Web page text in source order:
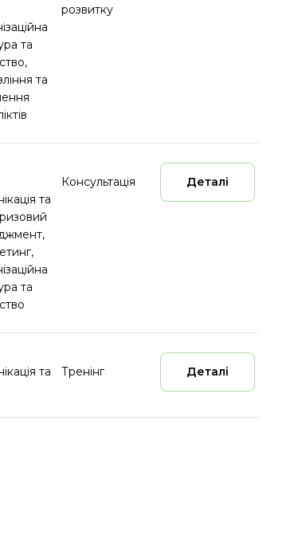
та
та
розвитку
та
та
Консультація Деталі
та
Тренінг Деталі